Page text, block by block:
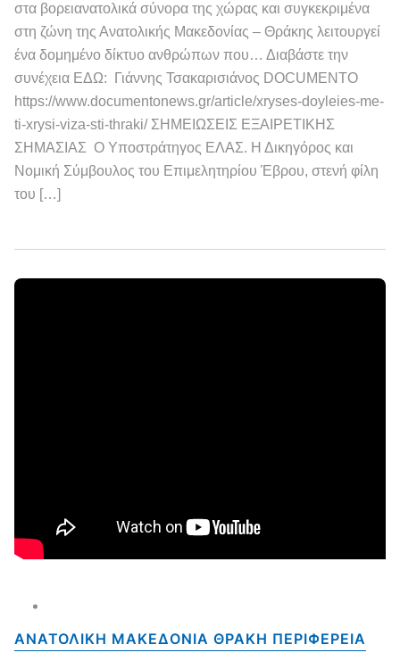
στα βορειανατολικά σύνορα της χώρας και συγκεκριμένα
στη ζώνη της Ανατολικής Μακεδονίας – Θράκης λειτουργεί
ένα δομημένο δίκτυο ανθρώπων που… Διαβάστε την
συνέχεια ΕΔΩ: Γιάννης Τσακαρισιάνος DOCUMENTO
https://www.documentonews.gr/article/xryses-doyleies-me-
ti-xrysi-viza-sti-thraki/ ΣΗΜΕΙΩΣΕΙΣ ΕΞΑΙΡΕΤΙΚΗΣ
ΣΗΜΑΣΙΑΣ Ο Υποστράτηγος ΕΛΑΣ. Η Δικηγόρος και
Νομική Σύμβουλος του Επιμελητηρίου Έβρου, στενή φίλη
του […]
ΑΝΑΤΟΛΙΚΗ ΜΑΚΕΔΟΝΙΑ ΘΡΑΚΗ ΠΕΡΙΦΕΡΕΙΑ